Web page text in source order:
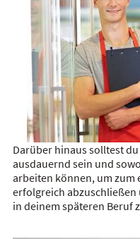
Darüber hinaus solltest
ausdauernd sein und
arbeiten können, um zum
erfolgreich
in deinem späteren Beruf